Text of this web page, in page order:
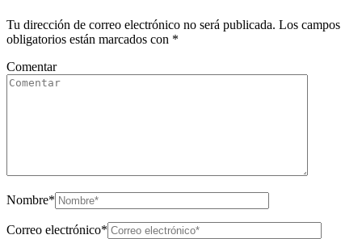
Tu dirección de correo electrónico no será publicada. Los campos
obligatorios están marcados con *
Comentar
Nombre*
Correo electrónico*